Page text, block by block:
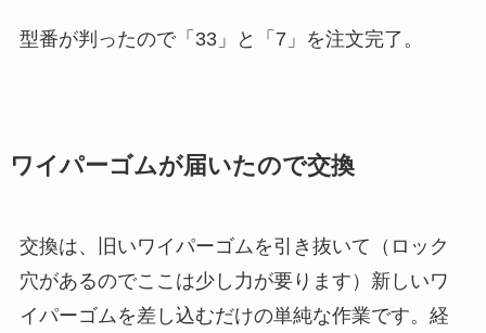
型番が判ったので「33」と「7」を注文完了。
ワイパーゴムが届いたので交換
交換は、旧いワイパーゴムを引き抜いて（ロック
穴があるのでここは少し力が要ります）新しいワ
イパーゴムを差し込むだけの単純な作業です。経